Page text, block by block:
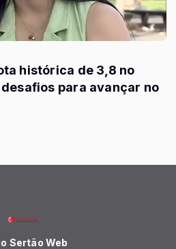
histórica de 3,8 no
para avançar no
Sertão Web